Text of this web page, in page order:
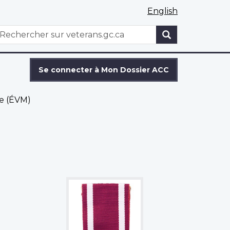
English
WxT
Se connecter à Mon Dossier ACC
(ÉVM)